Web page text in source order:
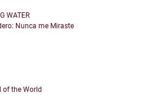
WATER
Nunca me Miraste
of the World